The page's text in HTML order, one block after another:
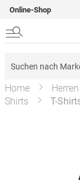
Online-Shop
Home Herren
Shirts
T-